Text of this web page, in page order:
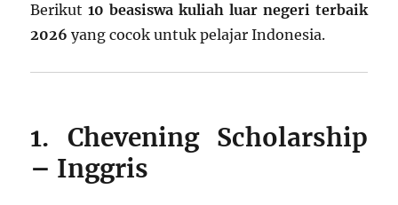
Berikut10 beasiswa kuliah luar negeri terbaik
2026 yang cocok untuk pelajar Indonesia.
1. Chevening Scholarship
– Inggris